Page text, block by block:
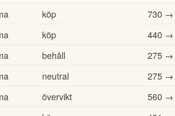
köp 730 →
köp 440 →
behåll 275 →
neutral 275 →
övervikt 560 →